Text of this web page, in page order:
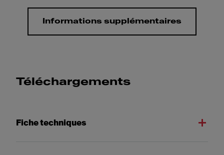
Informations supplémentaires
Téléchargements
Fiche techniques